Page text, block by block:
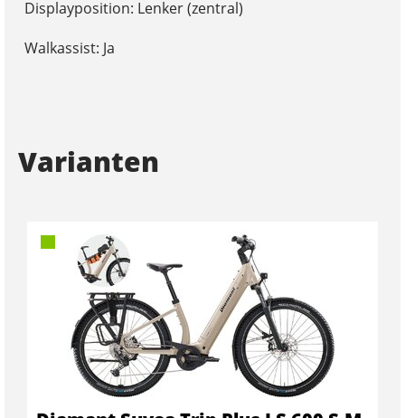
Displayposition: Lenker (zentral)
Walkassist: Ja
Varianten